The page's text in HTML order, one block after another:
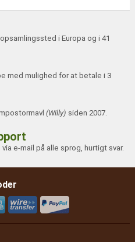
i Europa og i 41
med mulighed for at betale i 3
(Willy) siden 2007.
e-mail på alle sprog, hurtigt svar.